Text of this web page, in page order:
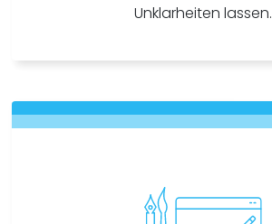
Unklarheiten lassen.